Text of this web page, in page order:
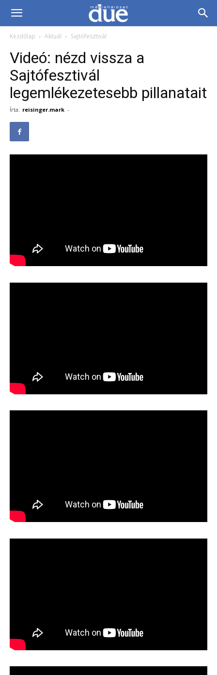
DUE
Médiahálózat…
Kezdőlap Aktuál Sajtófesztivál
Videó: nézd vissza a
Sajtófesztivál
legemlékezetesebb pillanatait
Írta: reisinger.mark -